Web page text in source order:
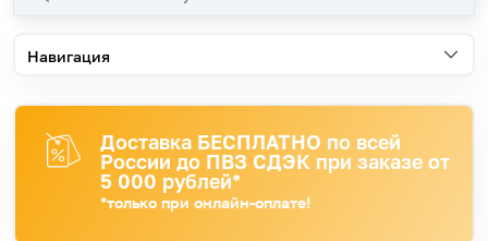
Навигация
Доставка БЕСПЛАТНО по всей
России до ПВЗ СДЭК при заказе от
5 000 рублей*
*только при онлайн-оплате!